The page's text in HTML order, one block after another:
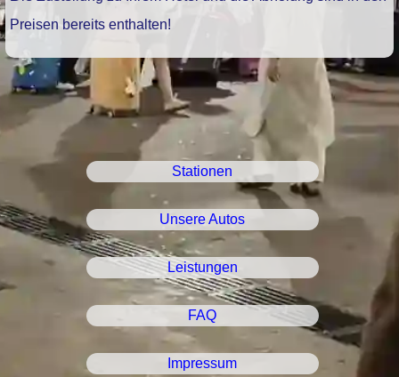
Preisen bereits enthalten!
Stationen
Unsere Autos
Leistungen
FAQ
Impressum